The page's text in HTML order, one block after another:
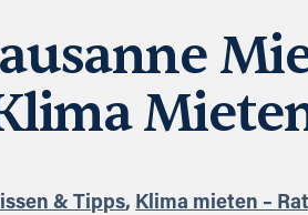
& Tipps, Klima mieten –